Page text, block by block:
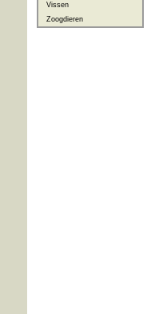
Vissen
Zoogdieren